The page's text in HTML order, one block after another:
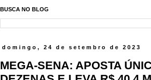
BUSCA NO BLOG
domingo, 24 de setembro de 2023
MEGA-SENA: APOSTA